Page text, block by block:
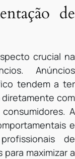
de
crucial na
Anúncios
tendem a ter
diretamente com
A
e
de
maximizar a